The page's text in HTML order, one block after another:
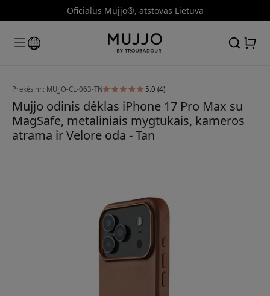
Oficialus Mujjo®, atstovas Lietuva
Prekės nr.: MUJJO-CL-063-TN 5.0 (4)
Mujjo odinis dėklas iPhone 17 Pro Max su
MagSafe, metaliniais mygtukais, kameros
atrama ir Velore oda - Tan